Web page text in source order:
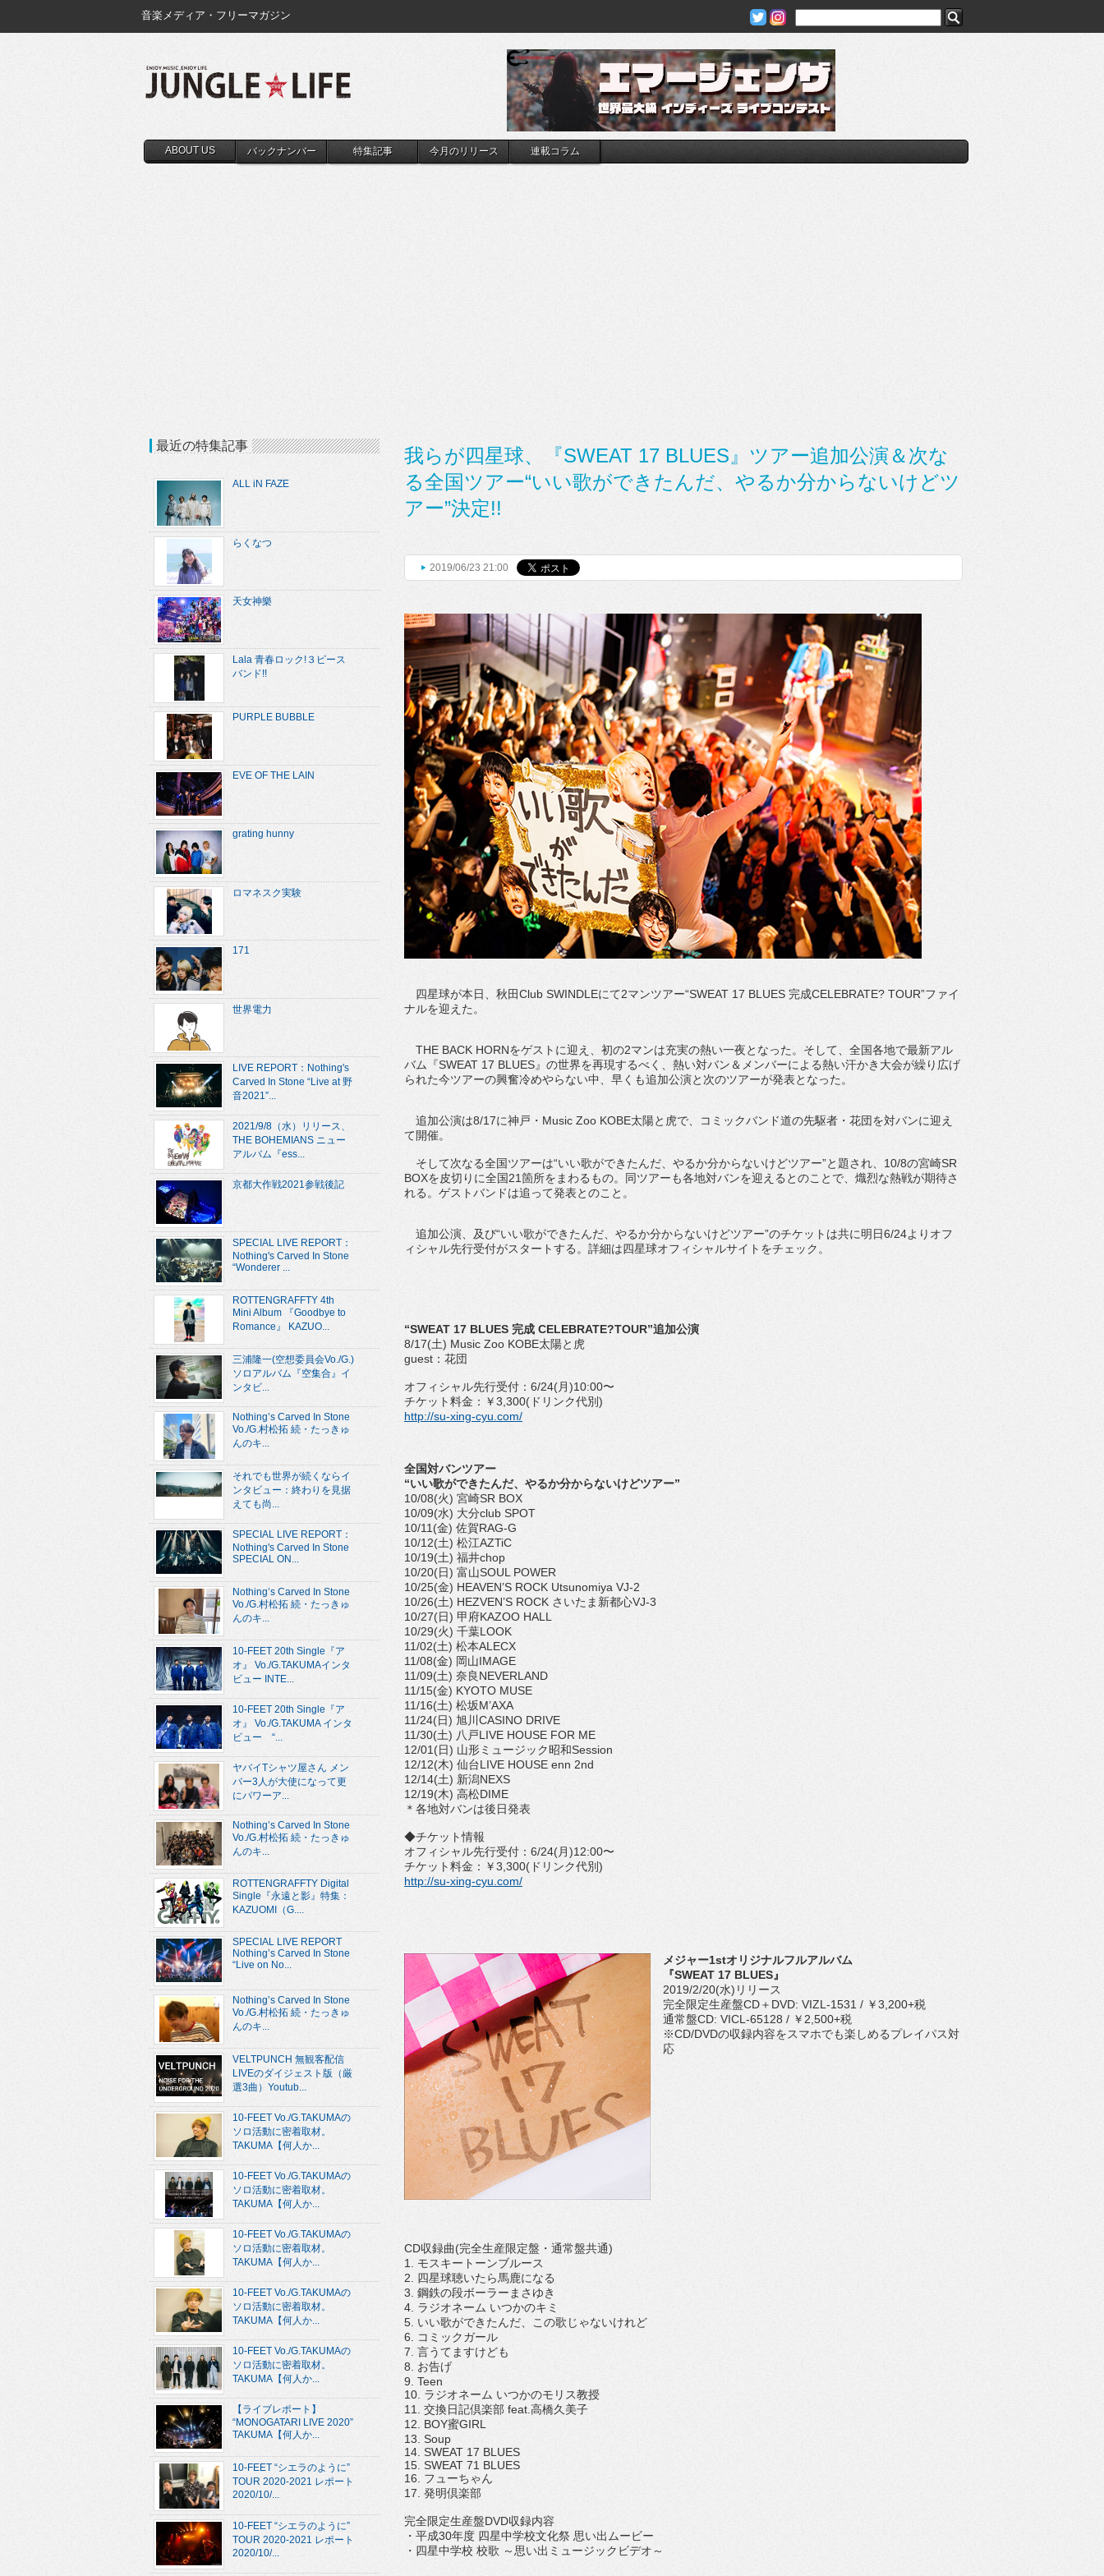
音楽メディア・フリーマガジン
ABOUT US バックナンバー 特集記事 今月のリリース 連載コラム
我らが四星球、『SWEAT 17 BLUES』ツアー追加公演＆次な
る全国ツアー“いい歌ができたんだ、やるか分からないけどツ
アー”決定!!
2019/06/23 21:00
四星球が本日、秋田Club SWINDLEにて2マンツアー“SWEAT 17 BLUES 完成CELEBRATE? TOUR”ファイ
ナルを迎えた。
THE BACK HORNをゲストに迎え、初の2マンは充実の熱い一夜となった。そして、全国各地で最新アル
バム『SWEAT 17 BLUES』の世界を再現するべく、熱い対バン＆メンバーによる熱い汗かき大会が繰り広げ
られた今ツアーの興奮冷めやらない中、早くも追加公演と次のツアーが発表となった。
追加公演は8/17に神戸・Music Zoo KOBE太陽と虎で、コミックバンド道の先駆者・花団を対バンに迎え
て開催。
そして次なる全国ツアーは“いい歌ができたんだ、やるか分からないけどツアー”と題され、10/8の宮崎SR
BOXを皮切りに全国21箇所をまわるもの。同ツアーも各地対バンを迎えるとのことで、熾烈な熱戦が期待さ
れる。ゲストバンドは追って発表とのこと。
追加公演、及び“いい歌ができたんだ、やるか分からないけどツアー”のチケットは共に明日6/24よりオフ
ィシャル先行受付がスタートする。詳細は四星球オフィシャルサイトをチェック。
“SWEAT 17 BLUES 完成 CELEBRATE?TOUR”追加公演
8/17(土) Music Zoo KOBE太陽と虎
guest：花団
オフィシャル先行受付：6/24(月)10:00〜
チケット料金：￥3,300(ドリンク代別)
http://su-xing-cyu.com/
全国対バンツアー
“いい歌ができたんだ、やるか分からないけどツアー”
10/08(火) 宮崎SR BOX
10/09(水) 大分club SPOT
10/11(金) 佐賀RAG-G
10/12(土) 松江AZTiC
10/19(土) 福井chop
10/20(日) 富山SOUL POWER
10/25(金) HEAVEN’S ROCK Utsunomiya VJ-2
10/26(土) HEZVEN’S ROCK さいたま新都心VJ-3
10/27(日) 甲府KAZOO HALL
10/29(火) 千葉LOOK
11/02(土) 松本ALECX
11/08(金) 岡山IMAGE
11/09(土) 奈良NEVERLAND
11/15(金) KYOTO MUSE
11/16(土) 松坂M’AXA
11/24(日) 旭川CASINO DRIVE
11/30(土) 八戸LIVE HOUSE FOR ME
12/01(日) 山形ミュージック昭和Session
12/12(木) 仙台LIVE HOUSE enn 2nd
12/14(土) 新潟NEXS
12/19(木) 高松DIME
＊各地対バンは後日発表
◆チケット情報
オフィシャル先行受付：6/24(月)12:00〜
チケット料金：￥3,300(ドリンク代別)
http://su-xing-cyu.com/
メジャー1stオリジナルフルアルバム
『SWEAT 17 BLUES』
2019/2/20(水)リリース
完全限定生産盤CD＋DVD: VIZL-1531 / ￥3,200+税
通常盤CD: VICL-65128 / ￥2,500+税
※CD/DVDの収録内容をスマホでも楽しめるプレイパス対
応
CD収録曲(完全生産限定盤・通常盤共通)
1. モスキートーンブルース
2. 四星球聴いたら馬鹿になる
3. 鋼鉄の段ボーラーまさゆき
4. ラジオネーム いつかのキミ
5. いい歌ができたんだ、この歌じゃないけれど
6. コミックガール
7. 言うてますけども
8. お告げ
9. Teen
10. ラジオネーム いつかのモリス教授
11. 交換日記倶楽部 feat.高橋久美子
12. BOY蜜GIRL
13. Soup
14. SWEAT 17 BLUES
15. SWEAT 71 BLUES
16. フューちゃん
17. 発明倶楽部
完全限定生産盤DVD収録内容
・平成30年度 四星中学校文化祭 思い出ムービー
・四星中学校 校歌 ～思い出ミュージックビデオ～
最近の特集記事
ALL iN FAZE
らくなつ
天女神樂
Lala 青春ロック!３ピース
バンド!!
PURPLE BUBBLE
EVE OF THE LAIN
grating hunny
ロマネスク実験
171
世界電力
LIVE REPORT：Nothing's
Carved In Stone “Live at 野
音2021”...
2021/9/8（水）リリース、
THE BOHEMIANS ニュー
アルバム『ess...
京都大作戦2021参戦後記
SPECIAL LIVE REPORT：
Nothing's Carved In Stone
“Wonderer ...
ROTTENGRAFFTY 4th
Mini Album 『Goodbye to
Romance』 KAZUO...
三浦隆一(空想委員会Vo./G.)
ソロアルバム『空集合』イ
ンタビ...
Nothing’s Carved In Stone
Vo./G.村松拓 続・たっきゅ
んのキ...
それでも世界が続くならイ
ンタビュー：終わりを見据
えても尚...
SPECIAL LIVE REPORT：
Nothing's Carved In Stone
SPECIAL ON...
Nothing’s Carved In Stone
Vo./G.村松拓 続・たっきゅ
んのキ...
10-FEET 20th Single『ア
オ』 Vo./G.TAKUMAインタ
ビュー INTE...
10-FEET 20th Single『ア
オ』 Vo./G.TAKUMA インタ
ビュー “...
ヤバイTシャツ屋さん メン
バー3人が大使になって更
にパワーア...
Nothing’s Carved In Stone
Vo./G.村松拓 続・たっきゅ
んのキ...
ROTTENGRAFFTY Digital
Single『永遠と影』特集：
KAZUOMI（G....
SPECIAL LIVE REPORT
Nothing’s Carved In Stone
“Live on No...
Nothing’s Carved In Stone
Vo./G.村松拓 続・たっきゅ
んのキ...
VELTPUNCH 無観客配信
LIVEのダイジェスト版（厳
選3曲）Youtub...
10-FEET Vo./G.TAKUMAの
ソロ活動に密着取材。
TAKUMA【何人か...
10-FEET Vo./G.TAKUMAの
ソロ活動に密着取材。
TAKUMA【何人か...
10-FEET Vo./G.TAKUMAの
ソロ活動に密着取材。
TAKUMA【何人か...
10-FEET Vo./G.TAKUMAの
ソロ活動に密着取材。
TAKUMA【何人か...
10-FEET Vo./G.TAKUMAの
ソロ活動に密着取材。
TAKUMA【何人か...
【ライブレポート】
“MONOGATARI LIVE 2020”
TAKUMA【何人か...
10-FEET “シエラのように”
TOUR 2020-2021 レポート
2020/10/...
10-FEET “シエラのように”
TOUR 2020-2021 レポート
2020/10/...